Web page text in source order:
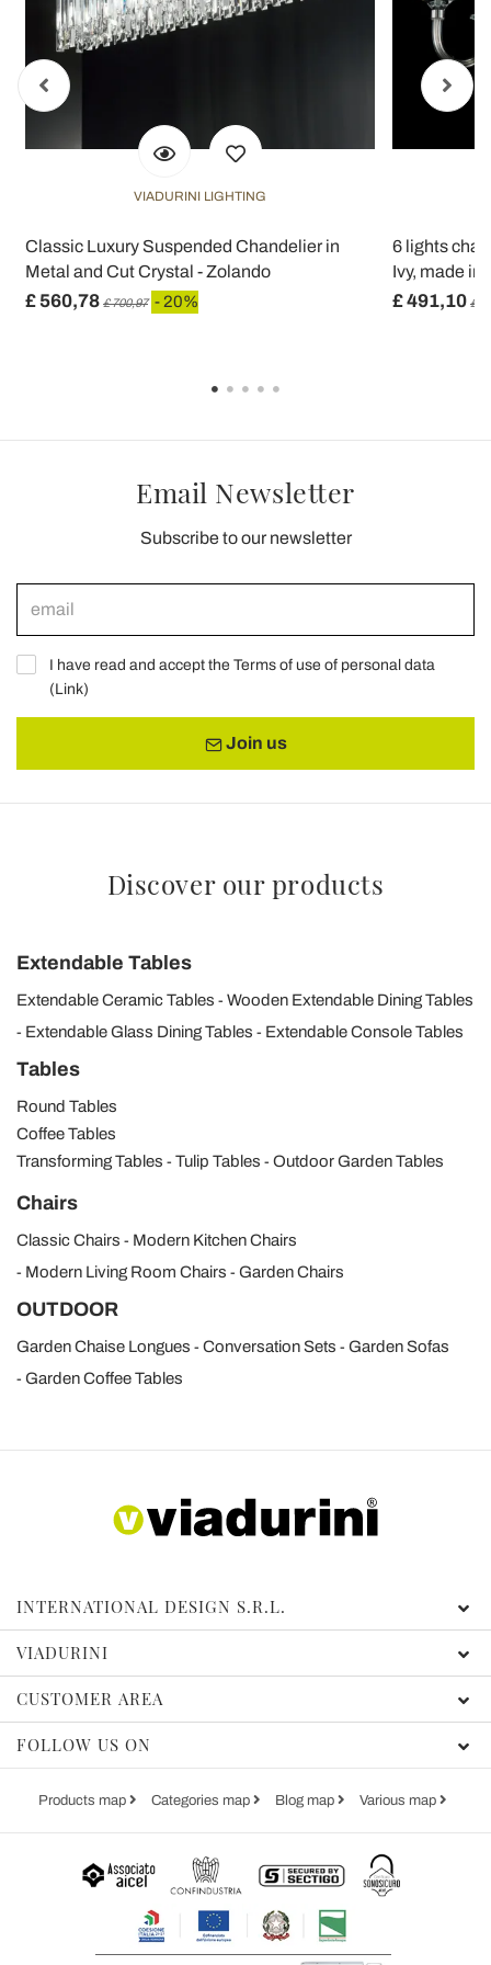
raccolto dal suo utilizzo dei loro servizi.
VIADURINI LIGHTING
Classic Luxury Suspended Chandelier in
Metal and Cut Crystal - Zolando
£ 560,78 £ 700,97 - 20%
6 lights
Ivy, made in
£ 491,10 £
Email Newsletter
Subscribe to our newsletter
I have read and accept the Terms of use of personal data
(Link)
Join us
Discover our products
Extendable Tables
Extendable Ceramic Tables
Wooden Extendable Dining Tables
Extendable Glass Dining Tables
Extendable Console Tables
Tables
Round Tables
Coffee Tables
Transforming Tables
Tulip Tables Outdoor Garden Tables
Chairs
Classic Chairs
Modern Kitchen Chairs
Modern Living Room Chairs
Garden Chairs
OUTDOOR
Garden Chaise Longues Conversation Sets
Garden Sofas
Garden Coffee Tables
INTERNATIONAL DESIGN S.R.L.
VIADURINI
CUSTOMER AREA
FOLLOW US ON
Products map Categories map Blog map Various map